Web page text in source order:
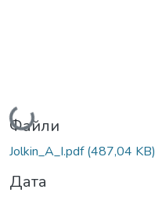
Вантажиться...
Файли
Jolkin_A_I.pdf(487,04 KB)
Дата